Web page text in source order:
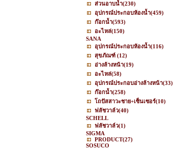
ส่วนอาบน้ำ(230)
อุปกรณ์ประกอบห้องน้ำ(459)
ก๊อกน้ำ(593)
อะไหล่(150)
SANA
อุปกรณ์ประกอบห้องน้ำ(116)
สุขภัณฑ์ (12)
อ่างล้างหน้า(19)
อะไหล่(58)
อุปกรณ์ประกอบอ่างล้างหน้า(33)
ก๊อกน้ำ(258)
โถปัสสาวะชาย+เซ็นเซอร์(10)
ฟลัชวาล์ว(40)
SCHELL
ฟลัชวาล์ว(1)
SIGMA
PRODUCT(27)
SOSUCO